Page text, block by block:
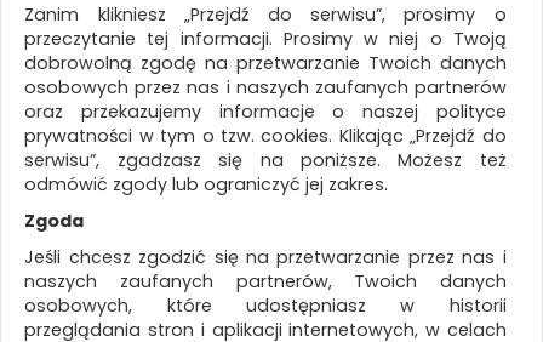
KATEGORIE
WSZYSTKIE KATEGORIE
FILTRY
REKLAMA
AKTUALNOŚCI
Drobne akcesoria biurowe
Nożyczki
Zanim klikniesz „Przejdź do serwisu”, prosimy o
przeczytanie tej informacji. Prosimy w niej o Twoją
dobrowolną zgodę na przetwarzanie Twoich danych
osobowych przez nas i naszych zaufanych partnerów
oraz przekazujemy informacje o naszej polityce
prywatności w tym o tzw. cookies. Klikając „Przejdź do
serwisu”, zgadzasz się na poniższe. Możesz też
odmówić zgody lub ograniczyć jej zakres.
Zgoda
Jeśli chcesz zgodzić się na przetwarzanie przez nas i
naszych zaufanych partnerów, Twoich danych
osobowych, które udostępniasz w historii
przeglądania stron i aplikacji internetowych, w celach